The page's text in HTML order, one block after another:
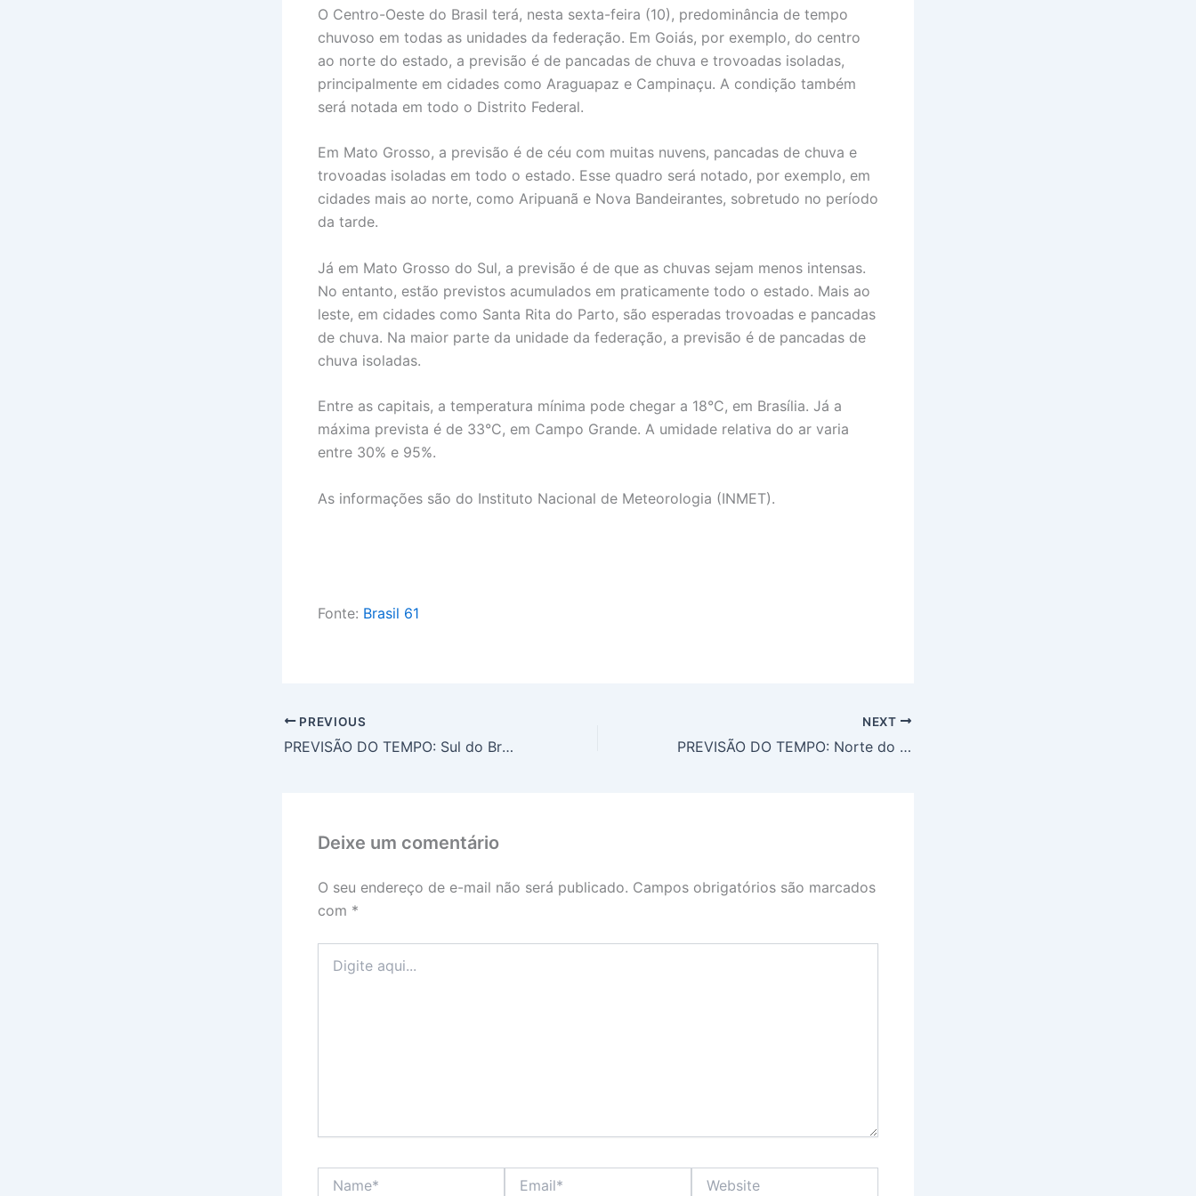
O Centro-Oeste do Brasil terá, nesta sexta-feira (10), predominância de tempo
chuvoso em todas as unidades da federação. Em Goiás, por exemplo, do centro
ao norte do estado, a previsão é de pancadas de chuva e trovoadas isoladas,
principalmente em cidades como Araguapaz e Campinaçu. A condição também
será notada em todo o Distrito Federal.
Em Mato Grosso, a previsão é de céu com muitas nuvens, pancadas de chuva e
trovoadas isoladas em todo o estado. Esse quadro será notado, por exemplo, em
cidades mais ao norte, como Aripuanã e Nova Bandeirantes, sobretudo no período
da tarde.
Já em Mato Grosso do Sul, a previsão é de que as chuvas sejam menos intensas.
No entanto, estão previstos acumulados em praticamente todo o estado. Mais ao
leste, em cidades como Santa Rita do Parto, são esperadas trovoadas e pancadas
de chuva. Na maior parte da unidade da federação, a previsão é de pancadas de
chuva isoladas.
Entre as capitais, a temperatura mínima pode chegar a 18°C, em Brasília. Já a
máxima prevista é de 33°C, em Campo Grande. A umidade relativa do ar varia
entre 30% e 95%.
As informações são do Instituto Nacional de Meteorologia (INMET).
Fonte: Brasil 61
PREVIOUS
PREVISÃO DO TEMPO: Sul do Brasil terá chuvas mais intensas no Paraná e em Santa Catarina, nesta sexta-feira (10)
NEXT
PREVISÃO DO TEMPO: Norte do Brasil terá chuva intensa em quase toda a região, nesta sexta-feira (10)
Deixe um comentário
O seu endereço de e-mail não será publicado. Campos obrigatórios são marcados
com *
aqui...